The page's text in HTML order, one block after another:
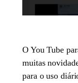
O You Tube
muitas
para o uso